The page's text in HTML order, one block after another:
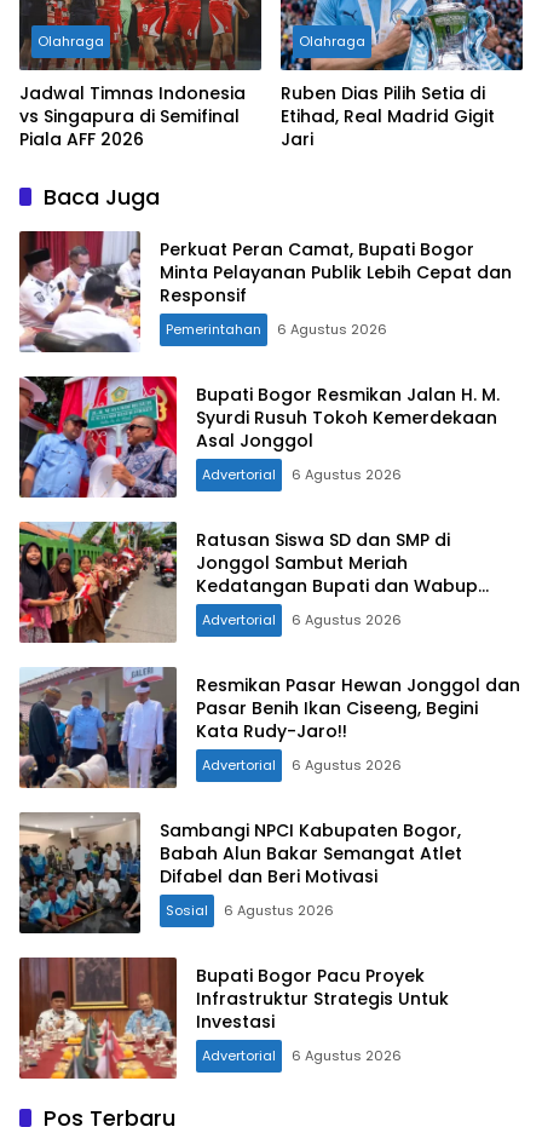
Olahraga
Jadwal Timnas Indonesia
vs Singapura di Semifinal
Piala AFF 2026
Olahraga
Ruben Dias Pilih Setia di
Etihad, Real Madrid Gigit
Jari
Baca Juga
Perkuat Peran Camat, Bupati Bogor
Minta Pelayanan Publik Lebih Cepat dan
Responsif
Pemerintahan 6 Agustus 2026
Bupati Bogor Resmikan Jalan H. M.
Syurdi Rusuh Tokoh Kemerdekaan
Asal Jonggol
Advertorial 6 Agustus 2026
Ratusan Siswa SD dan SMP di
Jonggol Sambut Meriah
Kedatangan Bupati dan Wabup
Bogor
Advertorial 6 Agustus 2026
Resmikan Pasar Hewan Jonggol dan
Pasar Benih Ikan Ciseeng, Begini
Kata Rudy-Jaro!!
Advertorial 6 Agustus 2026
Sambangi NPCI Kabupaten Bogor,
Babah Alun Bakar Semangat Atlet
Difabel dan Beri Motivasi
Sosial 6 Agustus 2026
Bupati Bogor Pacu Proyek
Infrastruktur Strategis Untuk
Investasi
Advertorial 6 Agustus 2026
Pos Terbaru